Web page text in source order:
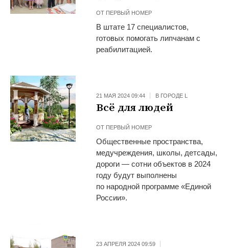
ОТ ПЕРВЫЙ НОМЕР
В штате 17 специалистов,
готовых помогать липчанам с
реабилитацией.
21 МАЯ 2024 09:44 В ГОРОДЕ L
Всё для людей
ОТ ПЕРВЫЙ НОМЕР
Общественные пространства,
медучреждения, школы, детсады,
дороги — сотни объектов в 2024
году будут выполнены
по народной программе «Единой
России».
23 АПРЕЛЯ 2024 09:59